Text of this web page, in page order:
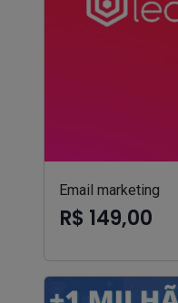
Email marketing
R$ 149,00